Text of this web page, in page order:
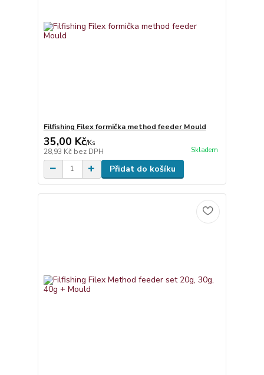
Filfishing Filex formička method feeder Mould
35,00 Kč/Ks
28,93 Kč bez DPH Skladem
Přidat do košíku